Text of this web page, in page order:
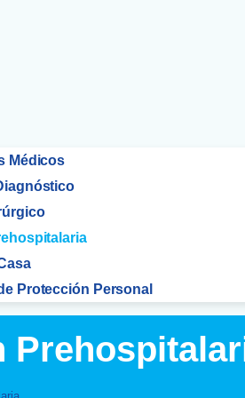
Médicos
Protección Personal